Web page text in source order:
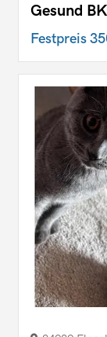
Gesund
Festpreis